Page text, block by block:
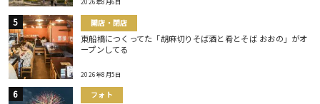
2026年8月6日
開店・閉店
東船橋につくってた「胡麻切りそば酒と肴とそば おおの」がオ
ープンしてる
2026年8月5日
フォト